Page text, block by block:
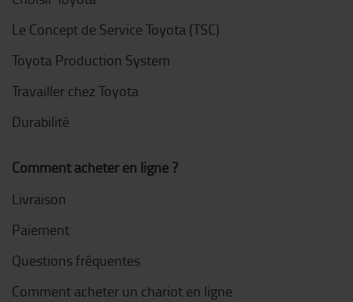
Le Concept de Service Toyota (TSC)
Toyota Production System
Travailler chez Toyota
Durabilité
Comment acheter en ligne ?
Livraison
Paiement
Questions fréquentes
Comment acheter un chariot en ligne